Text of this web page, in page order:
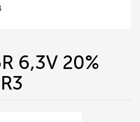
6,3V 20%